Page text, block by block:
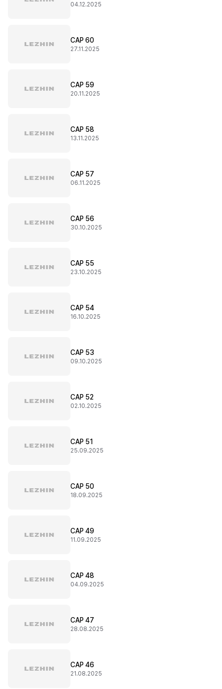
04.12.2025
CAP 60
27.11.2025
CAP 59
20.11.2025
CAP 58
13.11.2025
CAP 57
06.11.2025
CAP 56
30.10.2025
CAP 55
23.10.2025
CAP 54
16.10.2025
CAP 53
09.10.2025
CAP 52
02.10.2025
CAP 51
25.09.2025
CAP 50
18.09.2025
CAP 49
11.09.2025
CAP 48
04.09.2025
CAP 47
28.08.2025
CAP 46
21.08.2025